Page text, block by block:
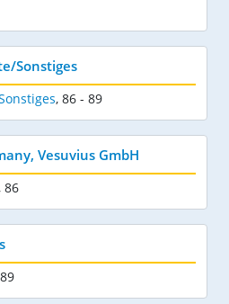
Sonstiges
, 86 - 89
Vesuvius GmbH
86
89